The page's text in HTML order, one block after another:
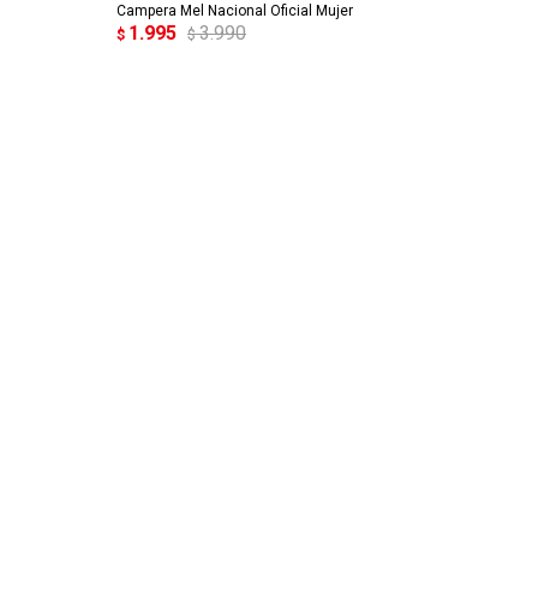
Campera Mel Nacional Oficial Mujer
$ 1.995 $ 3.990